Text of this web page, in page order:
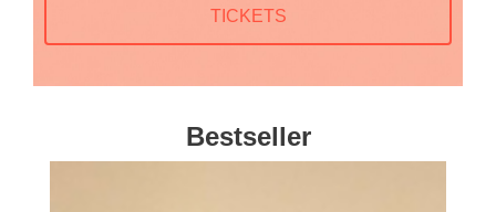
TICKETS
Bestseller